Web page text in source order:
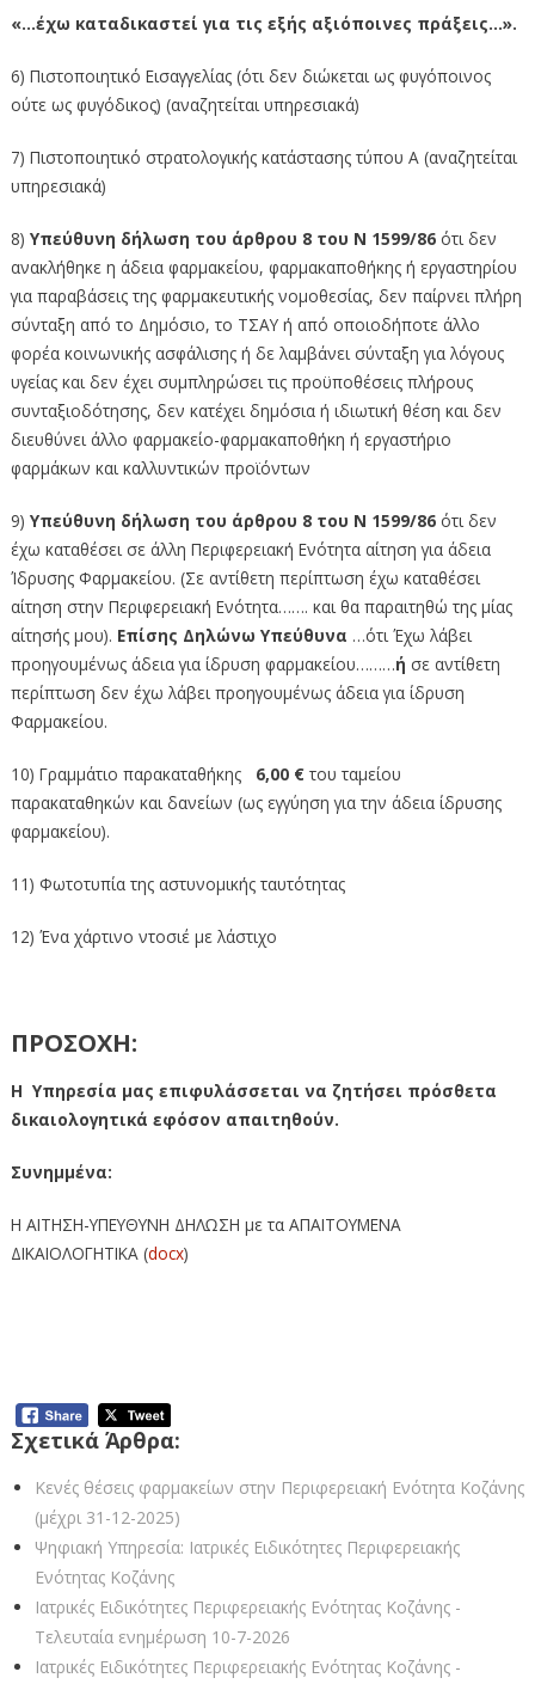
«…έχω καταδικαστεί για τις εξής αξιόποινες πράξεις…».
6) Πιστοποιητικό Εισαγγελίας (ότι δεν διώκεται ως φυγόποινος
ούτε ως φυγόδικος) (αναζητείται υπηρεσιακά)
7) Πιστοποιητικό στρατολογικής κατάστασης τύπου Α (αναζητείται
υπηρεσιακά)
8) Υπεύθυνη δήλωση του άρθρου 8 του Ν 1599/86ότι δεν
ανακλήθηκε η άδεια φαρμακείου, φαρμακαποθήκης ή εργαστηρίου
για παραβάσεις της φαρμακευτικής νομοθεσίας, δεν παίρνει πλήρη
σύνταξη από το Δημόσιο, το ΤΣΑΥ ή από οποιοδήποτε άλλο
φορέα κοινωνικής ασφάλισης ή δε λαμβάνει σύνταξη για λόγους
υγείας και δεν έχει συμπληρώσει τις προϋποθέσεις πλήρους
συνταξιοδότησης, δεν κατέχει δημόσια ή ιδιωτική θέση και δεν
διευθύνει άλλο φαρμακείο-φαρμακαποθήκη ή εργαστήριο
φαρμάκων και καλλυντικών προϊόντων
9) Υπεύθυνη δήλωση του άρθρου 8 του Ν 1599/86ότι δεν
έχω καταθέσει σε άλλη Περιφερειακή Ενότητα αίτηση για άδεια
Ίδρυσης Φαρμακείου. (Σε αντίθετη περίπτωση έχω καταθέσει
αίτηση στην Περιφερειακή Ενότητα……. και θα παραιτηθώ της μίας
αίτησής μου). Επίσης Δηλώνω Υπεύθυνα …ότι Έχω λάβει
προηγουμένως άδεια για ίδρυση φαρμακείου………ή σε αντίθετη
περίπτωση δεν έχω λάβει προηγουμένως άδεια για ίδρυση
Φαρμακείου.
10) Γραμμάτιο παρακαταθήκης 6,00 €του ταμείου
παρακαταθηκών και δανείων (ως εγγύηση για την άδεια ίδρυσης
φαρμακείου).
11) Φωτοτυπία της αστυνομικής ταυτότητας
12) Ένα χάρτινο ντοσιέ με λάστιχο
ΠΡΟΣΟΧΗ:
Η Υπηρεσία μας επιφυλάσσεται να ζητήσει πρόσθετα
δικαιολογητικά εφόσον απαιτηθούν.
Συνημμένα:
Η ΑΙΤΗΣΗ-ΥΠΕΥΘΥΝΗ ΔΗΛΩΣΗ με τα ΑΠΑΙΤΟΥΜΕΝΑ
ΔΙΚΑΙΟΛΟΓΗΤΙΚΑ (docx)
Σχετικά Άρθρα:
Κενές θέσεις φαρμακείων στην Περιφερειακή Ενότητα Κοζάνης
(μέχρι 31-12-2025)
Ψηφιακή Υπηρεσία: Ιατρικές Ειδικότητες Περιφερειακής
Ενότητας Κοζάνης
Ιατρικές Ειδικότητες Περιφερειακής Ενότητας Κοζάνης -
Τελευταία ενημέρωση 10-7-2026
Ιατρικές Ειδικότητες Περιφερειακής Ενότητας Κοζάνης -